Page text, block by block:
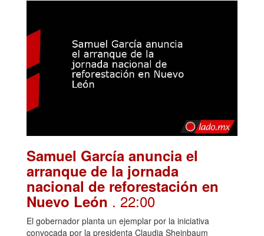
Samuel García anuncia el
arranque de la jornada
nacional de reforestación en
Nuevo León . 22:00
El gobernador planta un ejemplar por la iniciativa
convocada por la presidenta Claudia Sheinbaum